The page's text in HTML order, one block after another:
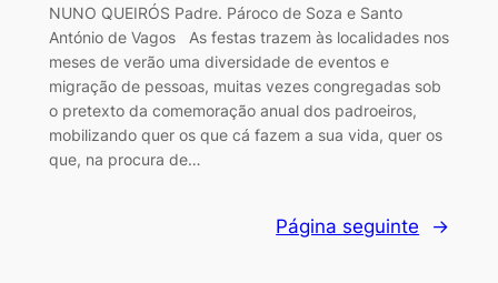
NUNO QUEIRÓS Padre. Pároco de Soza e Santo
António de Vagos As festas trazem às localidades nos
meses de verão uma diversidade de eventos e
migração de pessoas, muitas vezes congregadas sob
o pretexto da comemoração anual dos padroeiros,
mobilizando quer os que cá fazem a sua vida, quer os
que, na procura de…
Página seguinte →